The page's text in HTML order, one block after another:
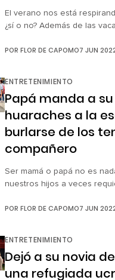
El verano nos está
¿sí o no? Además de las
para andar coquetas en la
POR FLOR DE CAPOMO7 JUN
ENTRETENIMIENTO
Papá manda a su
huaraches a la
burlarse de los
compañero
Ser mamá o papá no es
nuestros hijos a veces
entran a la adolescencia,
TikTok compartió el […]
POR FLOR DE CAPOMO7 JUN
ENTRETENIMIENTO
Dejó a su novia
una refugiada